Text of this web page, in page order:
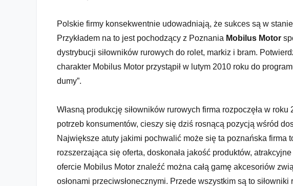
Polskie firmy konsekwentnie udowadniają, że sukces są w
Przykładem na to jest pochodzący z Poznania Mobilus Motor
dystrybucji siłowników rurowych do rolet, markiz i bram.
charakter Mobilus Motor przystąpił w lutym 2010 roku do
dumy”.
Własną produkcję siłowników rurowych firma rozpoczęła w
potrzeb konsumentów, cieszy się dziś rosnącą pozycją wśród
Największe atuty jakimi pochwalić może się ta poznańska firma
rozszerzająca się oferta, doskonała jakość produktów,
ofercie Mobilus Motor znaleźć można całą gamę akcesoriów
osłonami przeciwsłonecznymi. Przede wszystkim są to